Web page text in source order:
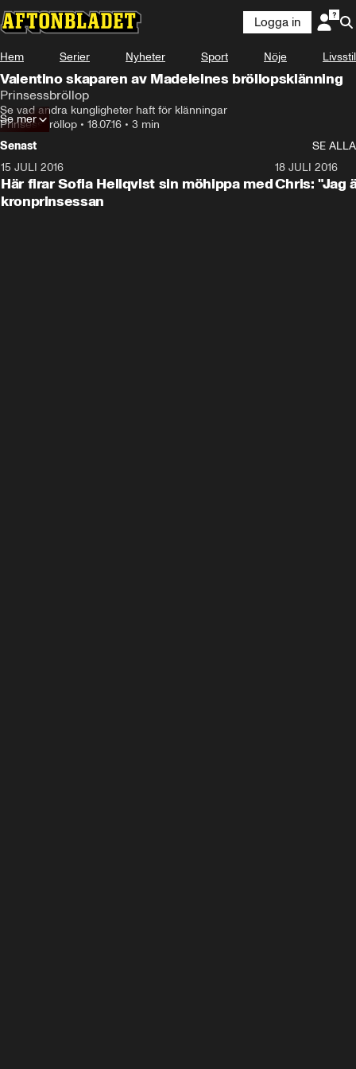
Logga in
Hem Serier Nyheter Sport Nöje Livsstil
Valentino skaparen av Madeleines bröllopsklänning
Prinsessbröllop
Se vad andra kungligheter haft för klänningar
Prinsessbröllop • 18.07.16 • 3 min
Se mer
Senast
SE ALLA
15 JULI 2016
Här firar Sofia Hellqvist sin möhippa med
kronprinsessan
18 JULI 2016
Chris: "Jag